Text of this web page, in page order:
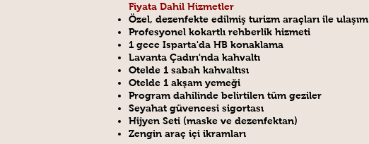
Fiyata Dahil Hizmetler
Özel, dezenfekte edilmiş turizm araçları ile ulaşım
Profesyonel kokartlı rehberlik hizmeti
1 gece Isparta'da HB konaklama
Lavanta Çadırı'nda kahvaltı
Otelde 1 sabah kahvaltısı
Otelde 1 akşam yemeği
Program dahilinde belirtilen tüm geziler
Seyahat güvencesi sigortası
Hijyen Seti (maske ve dezenfektan)
Zengin araç içi ikramları